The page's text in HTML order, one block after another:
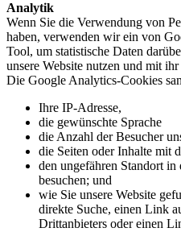
Analytik
Wenn Sie die Verwendung von
haben, verwenden wir ein von
Tool, um statistische Daten
unsere Website nutzen und mit
Die Google Analytics-Cookies
Ihre IP-Adresse,
die gewünschte Sprache
die Anzahl der Besucher
die Seiten oder Inhalte mit
den ungefähren Standort
besuchen; und
wie Sie unsere Website
direkte Suche, einen Link
Drittanbieters oder einen